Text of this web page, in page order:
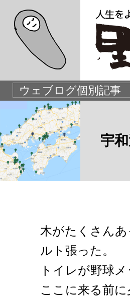
宇
木がたくさん
ルト張った。
トイレが野球メ
ここに来る前